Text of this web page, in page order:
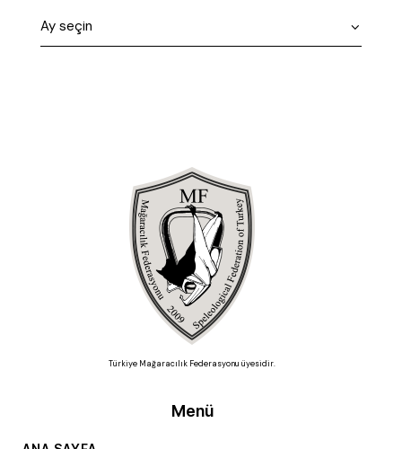
Türkiye Mağaracılık Federasyonu üyesidir.
Menü